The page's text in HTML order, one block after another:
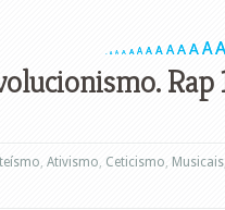
A A A A A A A A A A AAA
Rap
, Ativismo, Ceticismo, Musicais